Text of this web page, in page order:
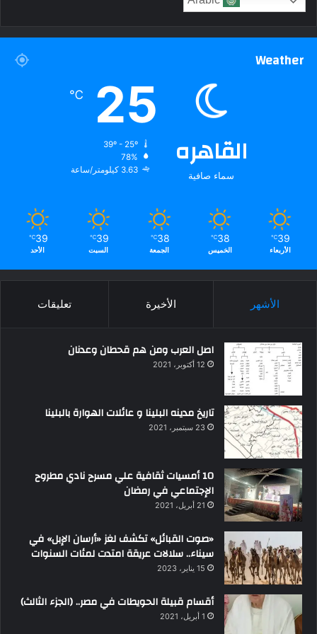
Weather
القاهره
سماء صافية
25
℃
78%
3.63 كيلومتر/ساعة
39
℃
الأربعاء
38
℃
الخميس
38
℃
الجمعة
39
℃
السبت
39
℃
الأحد
الأشهر الأخيرة تعليقات
اصل العرب ومن هم قحطان وعدنان
12 أكتوبر، 2021
تاريخ مدينه البلينا و عائلات الهوارة بالبلينا
23 سبتمبر، 2021
10 أمسيات ثقافية علي مسرح نادي مطروح
الإجتماعي في رمضان
21 أبريل، 2021
«صوت القبائل» تكشف لغز «أرسان الإبل» في
سيناء.. سلالات عريقة امتدت لمئات السنوات
15 يناير، 2023
أقسام قبيلة الحويطات في مصر.. (الجزء الثالث)
1 أبريل، 2021